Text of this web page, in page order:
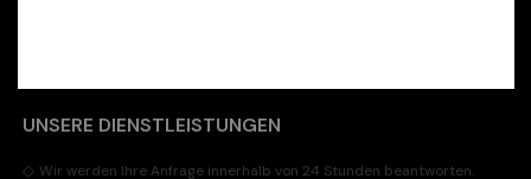
UNSERE DIENSTLEISTUNGEN
◇ Wir werden Ihre Anfrage innerhalb von 24 Stunden beantworten.